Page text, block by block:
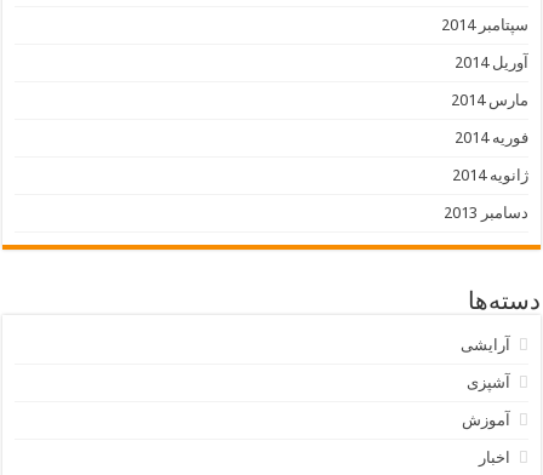
سپتامبر 2014
آوریل 2014
مارس 2014
فوریه 2014
ژانویه 2014
دسامبر 2013
دسته‌ها
آرایشی
آشپزی
آموزش
اخبار